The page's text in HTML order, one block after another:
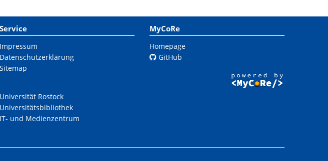
Service
Impressum
Datenschutzerklärung
Sitemap
Universität Rostock
Universitätsbibliothek
IT- und Medienzentrum
MyCoRe
Homepage
GitHub